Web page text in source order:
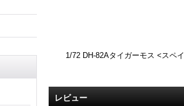
1/72 DH-82Aタイガーモス <スペ
レビュー